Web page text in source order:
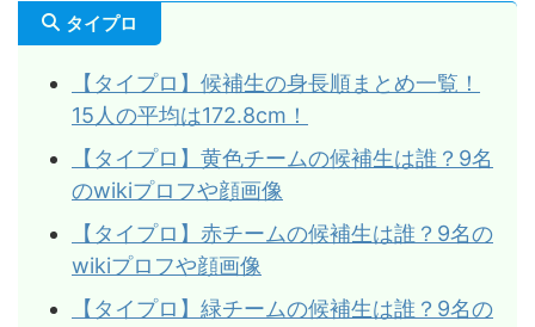
タイプロ
【タイプロ】候補生の身長順まとめ一覧！
15人の平均は172.8cm！
【タイプロ】黄色チームの候補生は誰？9名
のwikiプロフや顔画像
【タイプロ】赤チームの候補生は誰？9名の
wikiプロフや顔画像
【タイプロ】緑チームの候補生は誰？9名の